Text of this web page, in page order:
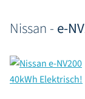
Nissan - e-